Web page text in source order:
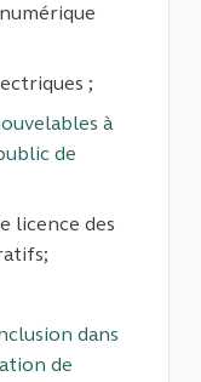
;
à
de
licence des
dans
de